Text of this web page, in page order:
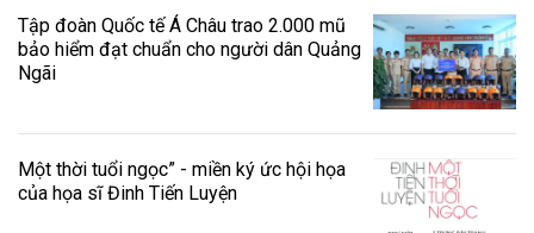
Tập đoàn Quốc tế Á Châu trao 2.000 mũ
bảo hiểm đạt chuẩn cho người dân Quảng
Ngãi
Một thời tuổi ngọc” - miền ký ức hội họa
của họa sĩ Đinh Tiến Luyện